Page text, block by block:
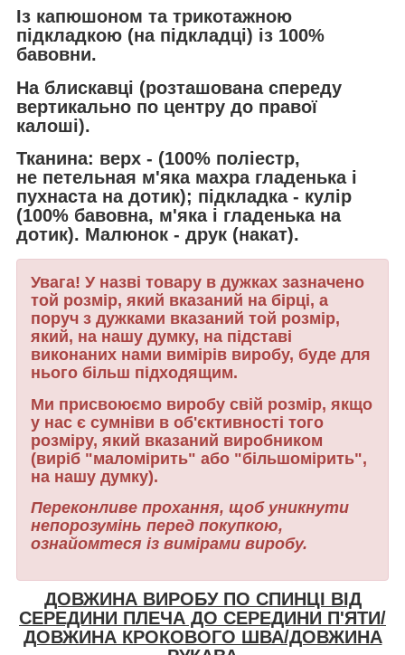
Із капюшоном та трикотажною
підкладкою (на підкладці) із 100%
бавовни.
На блискавці (розташована спереду
вертикально по центру до правої
калоші).
Тканина: верх - (100% поліестр,
не петельная м'яка махра гладенька і
пухнаста на дотик); підкладка - кулір
(100% бавовна, м'яка і гладенька на
дотик). Малюнок - друк (накат).
Увага! У назві товару в дужках зазначено
той розмір, який вказаний на бірці, а
поруч з дужками вказаний той розмір,
який, на нашу думку, на підставі
виконаних нами вимірів виробу, буде для
нього більш підходящим.
Ми присвоюємо виробу свій розмір, якщо
у нас є сумніви в об'єктивності того
розміру, який вказаний виробником
(виріб "маломірить" або "більшомірить",
на нашу думку).
Переконливе прохання, щоб уникнути
непорозумінь перед покупкою,
ознайомтеся із вимірами виробу.
ДОВЖИНА ВИРОБУ ПО СПИНЦІ ВІД
СЕРЕДИНИ ПЛЕЧА ДО СЕРЕДИНИ П'ЯТИ/
ДОВЖИНА КРОКОВОГО ШВА/ДОВЖИНА